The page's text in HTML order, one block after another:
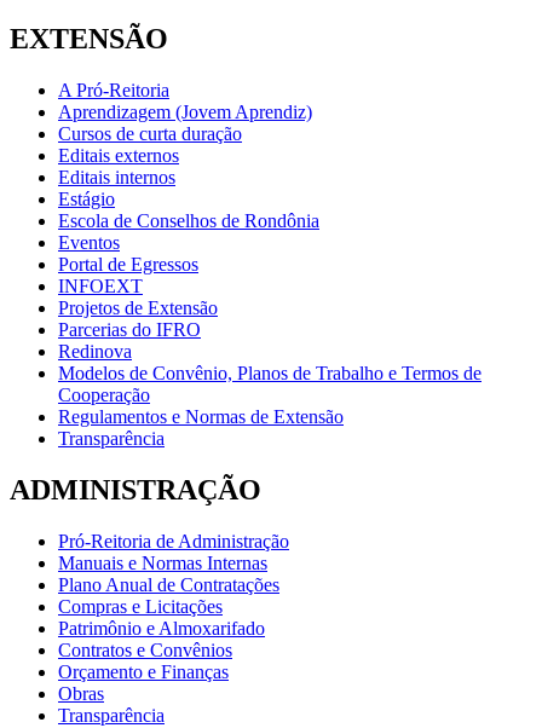
EXTENSÃO
A Pró-Reitoria
Aprendizagem (Jovem Aprendiz)
Cursos de curta duração
Editais externos
Editais internos
Estágio
Escola de Conselhos de Rondônia
Eventos
Portal de Egressos
INFOEXT
Projetos de Extensão
Parcerias do IFRO
Redinova
Modelos de Convênio, Planos de Trabalho e Termos de
Cooperação
Regulamentos e Normas de Extensão
Transparência
ADMINISTRAÇÃO
Pró-Reitoria de Administração
Manuais e Normas Internas
Plano Anual de Contratações
Compras e Licitações
Patrimônio e Almoxarifado
Contratos e Convênios
Orçamento e Finanças
Obras
Transparência